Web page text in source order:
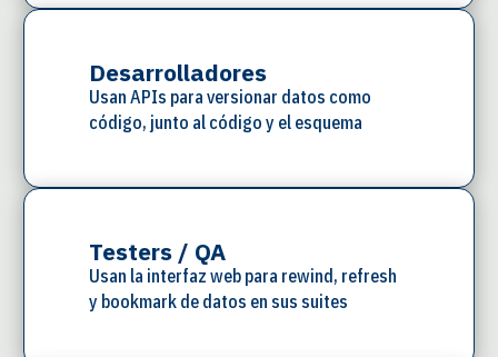
Desarrolladores
Usan APIs para versionar datos como
código, junto al código y el esquema
Testers / QA
Usan la interfaz web para rewind, refresh
y bookmark de datos en sus suites